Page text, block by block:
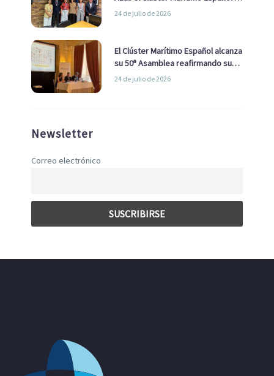
la Real Liga Naval avanzan alianzas
24 de julio de 2026
El Clúster Marítimo Español alcanza
su 50ª Asamblea reafirmando su
liderazgo en la Economía Azul
24 de julio de 2026
Newsletter
Correo electrónico